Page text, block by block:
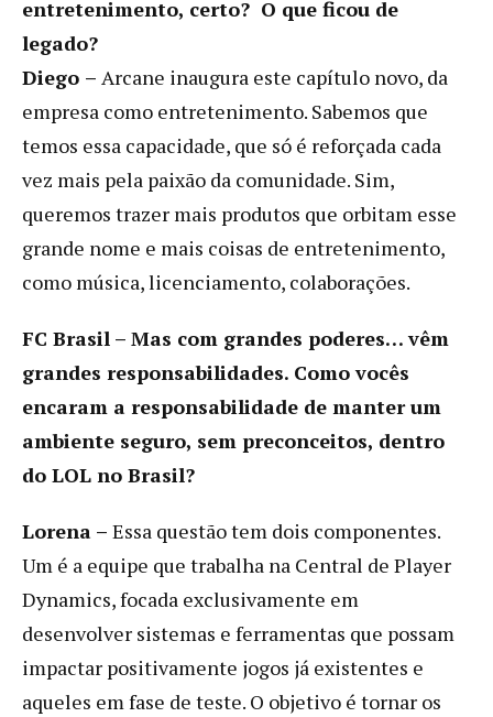
entretenimento, certo? O que ficou de
legado?
Diego – Arcane inaugura este capítulo novo, da
empresa como entretenimento. Sabemos que
temos essa capacidade, que só é reforçada cada
vez mais pela paixão da comunidade. Sim,
queremos trazer mais produtos que orbitam esse
grande nome e mais coisas de entretenimento,
como música, licenciamento, colaborações.
FC Brasil – Mas com grandes poderes… vêm
grandes responsabilidades. Como vocês
encaram a responsabilidade de manter um
ambiente seguro, sem preconceitos, dentro
do LOL no Brasil?
Lorena – Essa questão tem dois componentes.
Um é a equipe que trabalha na Central de Player
Dynamics, focada exclusivamente em
desenvolver sistemas e ferramentas que possam
impactar positivamente jogos já existentes e
aqueles em fase de teste. O objetivo é tornar os